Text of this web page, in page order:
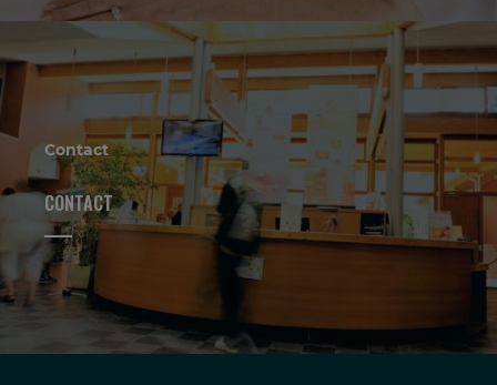
Contact
CONTACT